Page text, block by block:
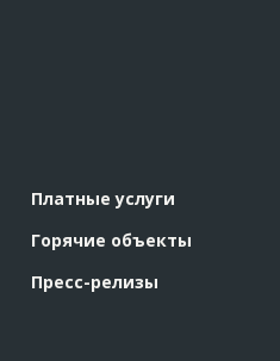
Платные услуги
Горячие объекты
Пресс-релизы